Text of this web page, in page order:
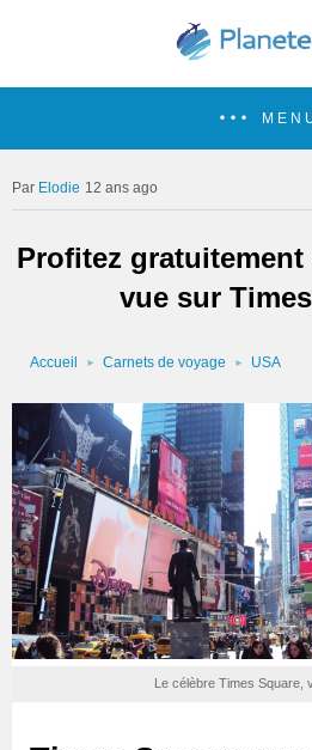
Elodie 12 ans ago
Profitez
vue sur
Accueil Carnets de voyage USA
Le célèbre Times Square,